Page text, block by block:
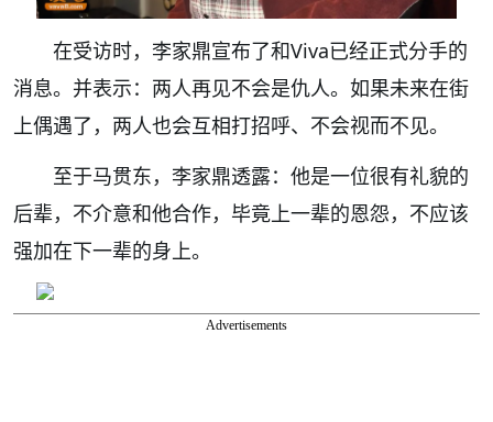
在受访时，李家鼎宣布了和Viva已经正式分手的
消息。并表示：两人再见不会是仇人。如果未来在街
上偶遇了，两人也会互相打招呼、不会视而不见。
至于马贯东，李家鼎透露：他是一位很有礼貌的
后辈，不介意和他合作，毕竟上一辈的恩怨，不应该
强加在下一辈的身上。
Advertisements